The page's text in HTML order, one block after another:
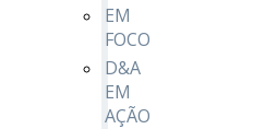
EM
FOCO
D&A
EM
AÇÃO